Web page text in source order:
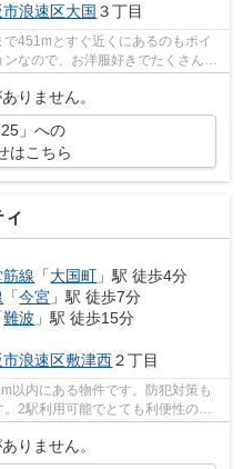
市浪速区大国 ３丁目
451mとすぐ近くにあるのもポイ
なので、お洋服好きでたくさん洋
...
りません。
25」への
はこちら
線 「大国町 」駅 徒歩4分
「今宮 」駅 徒歩7分
難波 」駅 徒歩15分
市浪速区敷津西２丁目
以内にある物件です。防犯対策も
2駅利用可能でとても利便性の高
りません。